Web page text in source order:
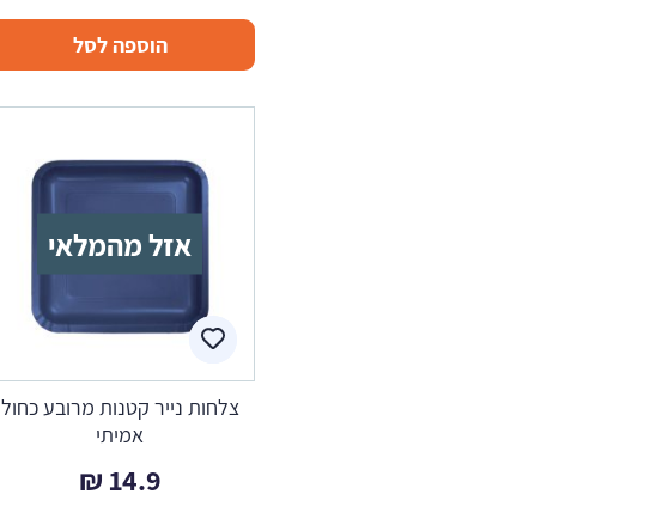
הוספה לסל
אזל מהמלאי
צלחות נייר קטנות מרובע כחול
אמיתי
14.9
₪